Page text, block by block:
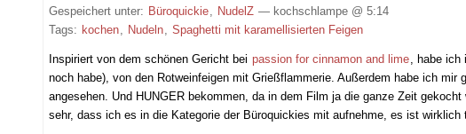
Gespeichert unter: Büroquickie NudelZ — kochschlampe @ 5:14
Tags: kochen Nudeln Spaghetti mit karamellisierten Feigen
Inspiriert von dem schönen Gericht bei passion for cinnamon and lime, habe ich
noch habe), von den Rotweinfeigen mit Grießflammerie. Außerdem habe ich mir
angesehen. Und HUNGER bekommen, da in dem Film ja die ganze Zeit
sehr, dass ich es in die Kategorie der Büroquickies mit aufnehme, es ist